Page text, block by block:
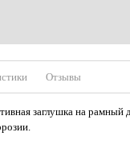
Отзывы
заглушка на рамный